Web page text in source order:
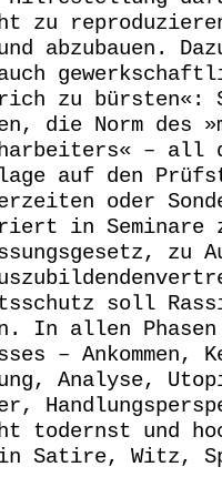
zu
abzubauen.
zu
die Norm des
– all
auf den
oder
in Seminare
zu
soll
In allen
– Ankommen,
Analyse,
todernst und
in Satire, Witz,